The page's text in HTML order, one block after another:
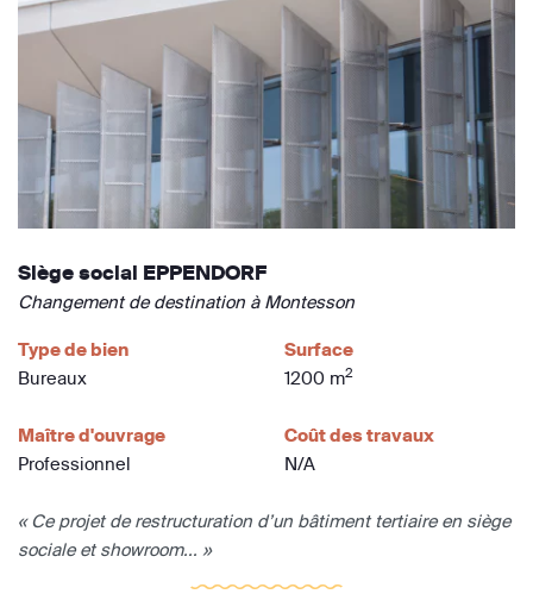
Siège social EPPENDORF
Changement de destination à Montesson
Type de bien
Bureaux
Surface
1200 m2
Maître d'ouvrage
Professionnel
Coût des travaux
N/A
« Ce projet de restructuration d’un bâtiment tertiaire en siège
sociale et showroom... »